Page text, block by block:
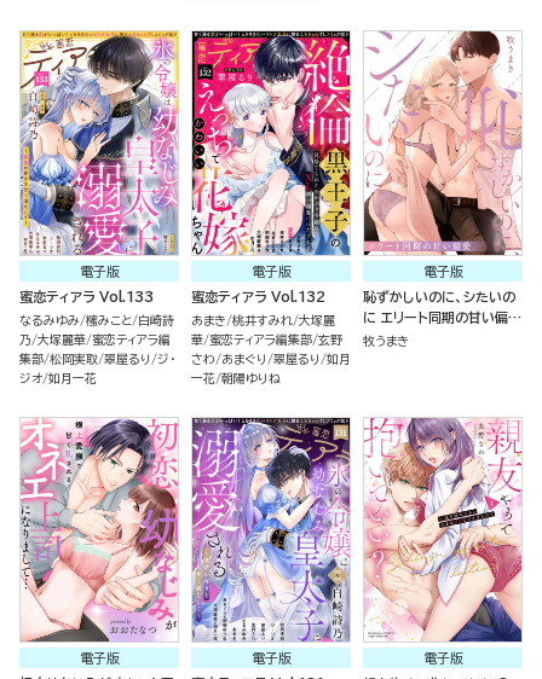
電子版
蜜恋ティアラ Vol.133
なるみゆみ 櫁みこと
白崎詩
乃 大塚麗華 蜜恋ティアラ編
集部 松岡実取 翠屋るり
ジ・
ジオ 如月一花
電子版
蜜恋ティアラ Vol.132
あまき 桃井すみれ 大塚麗
華 蜜恋ティアラ編集部 玄野
さわ
あまぐり 翠屋るり
如月
一花 朝陽ゆりね
電子版
恥ずかしいのに、シたいの
に エリート同期の甘い偏愛
（単話版）
牧うまき
電子版
電子版
電子版